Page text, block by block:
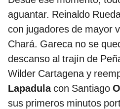
aguantar. Reinaldo
con jugadores de mayor
Chará. Gareca no se
descanso al trajín de
Wilder Cartagena y
Lapadulacon Santiago
sus primeros minutos